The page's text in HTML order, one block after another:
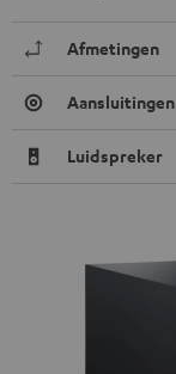
Afmetingen
Aansluitingen
Luidspreker